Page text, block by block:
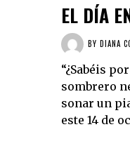
EL DÍA
BY DIANA
“¿Sabéis
sombrero
sonar un
este 14 de